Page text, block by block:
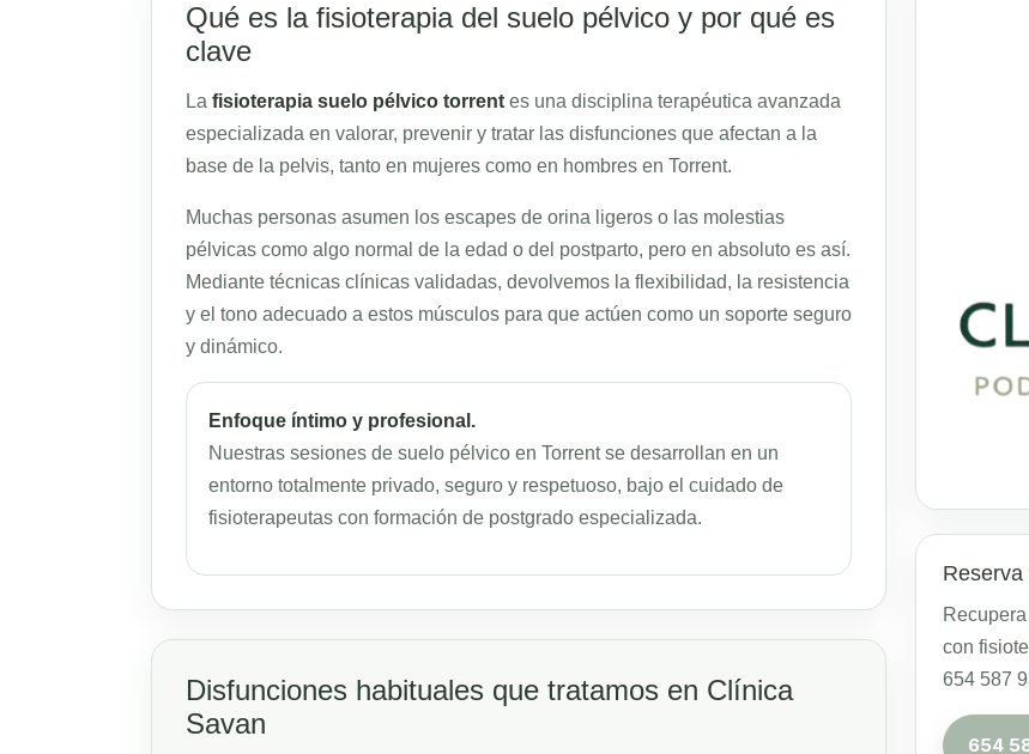
Qué es la fisioterapia del suelo pélvico y por qué es
clave
La fisioterapia suelo pélvico torrent es una disciplina terapéutica avanzada
especializada en valorar, prevenir y tratar las disfunciones que afectan a la
base de la pelvis, tanto en mujeres como en hombres en Torrent.
Muchas personas asumen los escapes de orina ligeros o las molestias
pélvicas como algo normal de la edad o del postparto, pero en absoluto es así.
Mediante técnicas clínicas validadas, devolvemos la flexibilidad, la resistencia
y el tono adecuado a estos músculos para que actúen como un soporte seguro
y dinámico.
Enfoque íntimo y profesional.
Nuestras sesiones de suelo pélvico en Torrent se desarrollan en un
entorno totalmente privado, seguro y respetuoso, bajo el cuidado de
fisioterapeutas con formación de postgrado especializada.
Disfunciones habituales que tratamos en Clínica
Savan
Reserva
con
654 587
654